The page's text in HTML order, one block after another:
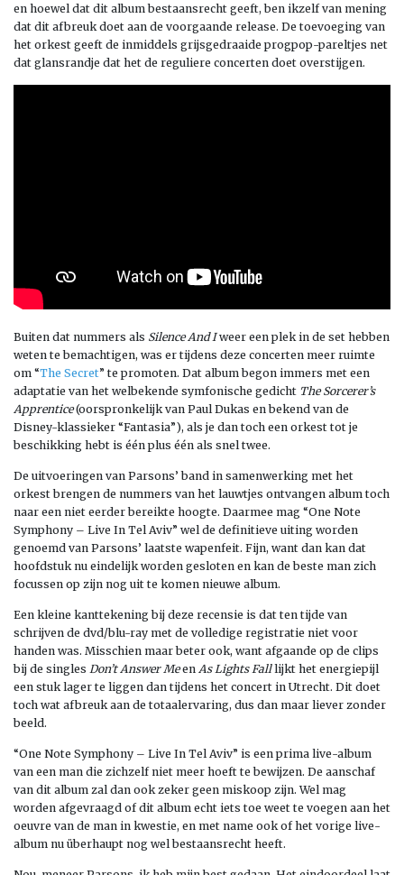
en hoewel dat dit album bestaansrecht geeft, ben ikzelf van mening
dat dit afbreuk doet aan de voorgaande release. De toevoeging van
het orkest geeft de inmiddels grijsgedraaide progpop-pareltjes net
dat glansrandje dat het de reguliere concerten doet overstijgen.
Buiten dat nummers als Silence And Iweer een plek in de set hebben
weten te bemachtigen, was er tijdens deze concerten meer ruimte
om “The Secret” te promoten. Dat album begon immers met een
adaptatie van het welbekende symfonische gedicht The Sorcerer’s
Apprentice(oorspronkelijk van Paul Dukas en bekend van de
Disney-klassieker “Fantasia”), als je dan toch een orkest tot je
beschikking hebt is één plus één als snel twee.
De uitvoeringen van Parsons’ band in samenwerking met het
orkest brengen de nummers van het lauwtjes ontvangen album toch
naar een niet eerder bereikte hoogte. Daarmee mag “One Note
Symphony – Live In Tel Aviv” wel de definitieve uiting worden
genoemd van Parsons’ laatste wapenfeit. Fijn, want dan kan dat
hoofdstuk nu eindelijk worden gesloten en kan de beste man zich
focussen op zijn nog uit te komen nieuwe album.
Een kleine kanttekening bij deze recensie is dat ten tijde van
schrijven de dvd/blu-ray met de volledige registratie niet voor
handen was. Misschien maar beter ook, want afgaande op de clips
bij de singles Don’t Answer Meen As Lights Falllijkt het energiepijl
een stuk lager te liggen dan tijdens het concert in Utrecht. Dit doet
toch wat afbreuk aan de totaalervaring, dus dan maar liever zonder
beeld.
“One Note Symphony – Live In Tel Aviv” is een prima live-album
van een man die zichzelf niet meer hoeft te bewijzen. De aanschaf
van dit album zal dan ook zeker geen miskoop zijn. Wel mag
worden afgevraagd of dit album echt iets toe weet te voegen aan het
oeuvre van de man in kwestie, en met name ook of het vorige live-
album nu überhaupt nog wel bestaansrecht heeft.